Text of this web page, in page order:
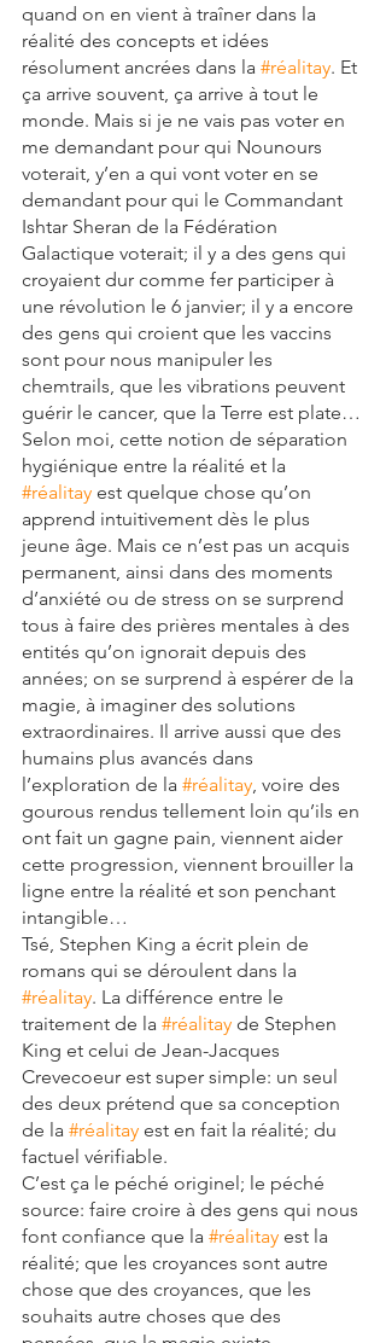
quand on en vient à traîner dans la
réalité des concepts et idées
résolument ancrées dans la #réalitay. Et
ça arrive souvent, ça arrive à tout le
monde. Mais si je ne vais pas voter en
me demandant pour qui Nounours
voterait, y’en a qui vont voter en se
demandant pour qui le Commandant
Ishtar Sheran de la Fédération
Galactique voterait; il y a des gens qui
croyaient dur comme fer participer à
une révolution le 6 janvier; il y a encore
des gens qui croient que les vaccins
sont pour nous manipuler les
chemtrails, que les vibrations peuvent
guérir le cancer, que la Terre est plate…
Selon moi, cette notion de séparation
hygiénique entre la réalité et la
#réalitay est quelque chose qu’on
apprend intuitivement dès le plus
jeune âge. Mais ce n’est pas un acquis
permanent, ainsi dans des moments
d’anxiété ou de stress on se surprend
tous à faire des prières mentales à des
entités qu’on ignorait depuis des
années; on se surprend à espérer de la
magie, à imaginer des solutions
extraordinaires. Il arrive aussi que des
humains plus avancés dans
l’exploration de la #réalitay , voire des
gourous rendus tellement loin qu’ils en
ont fait un gagne pain, viennent aider
cette progression, viennent brouiller la
ligne entre la réalité et son penchant
intangible…
Tsé, Stephen King a écrit plein de
romans qui se déroulent dans la
#réalitay. La différence entre le
traitement de la #réalitay de Stephen
King et celui de Jean-Jacques
Crevecoeur est super simple: un seul
des deux prétend que sa conception
de la #réalitay est en fait la réalité; du
factuel vérifiable.
C’est ça le péché originel; le péché
source: faire croire à des gens qui nous
font confiance que la #réalitay est la
réalité; que les croyances sont autre
chose que des croyances, que les
souhaits autre choses que des